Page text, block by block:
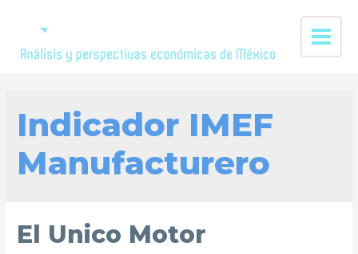
Indicador IMEF
Manufacturero
El Unico Motor